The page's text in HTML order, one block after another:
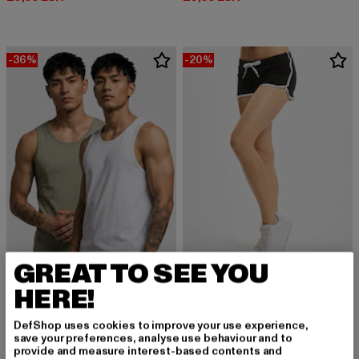
-36%
URBAN CLASSICS
Ribbed 2-Pack
17,91 EUR
Derzeitiger Preis: 17,91 EUR
27,99 EURAktionspreis: 27,99 EUR
-20%
URBAN CLASSICS
GREAT TO SEE YOU
HERE!
DefShop uses cookies to improve your use experience,
save your preferences, analyse use behaviour and to
provide and measure interest-based contents and